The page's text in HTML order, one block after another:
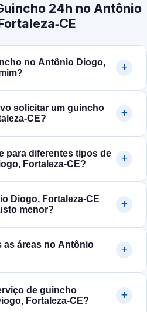
24h no Antônio
no Antônio Diogo,
solicitar um guincho
para diferentes tipos de
Fortaleza‑CE?
Diogo, Fortaleza‑CE
menor?
as áreas no Antônio
de guincho
Fortaleza‑CE?